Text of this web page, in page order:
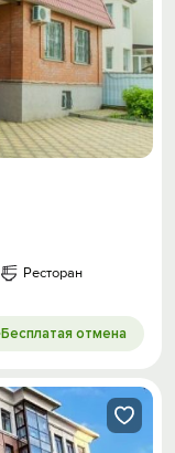
Ресторан
Бесплатая отмена